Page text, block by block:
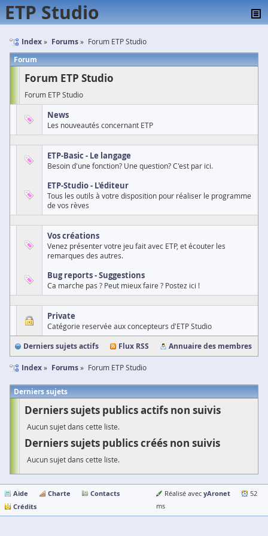
ETP Studio
Index Forums Forum ETP Studio
Forum
Forum ETP Studio
Forum ETP Studio
News
Les nouveautés concernant ETP
ETP-Basic - Le langage
Besoin d'une fonction? Une question? C'est par ici.
ETP-Studio - L'éditeur
Tous les outils à votre disposition pour réaliser le programme
de vos rèves
Vos créations
Venez présenter votre jeu fait avec ETP, et écouter les
remarques des autres.
Bug reports - Suggestions
Ca marche pas ? Peut mieux faire ? Postez ici !
Private
Catégorie reservée aux concepteurs d'ETP Studio
Derniers sujets actifs Flux RSS Annuaire des membres
Index Forums Forum ETP Studio
Derniers sujets
Derniers sujets publics actifs non suivis
Aucun sujet dans cette liste.
Derniers sujets publics créés non suivis
Aucun sujet dans cette liste.
Aide Charte
Contacts
Crédits
Réalisé avec yAronet
52
ms